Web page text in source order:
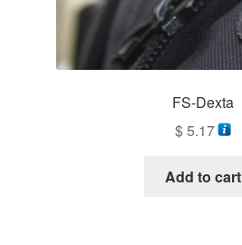
FS-Dexta
$5.17
Add to cart